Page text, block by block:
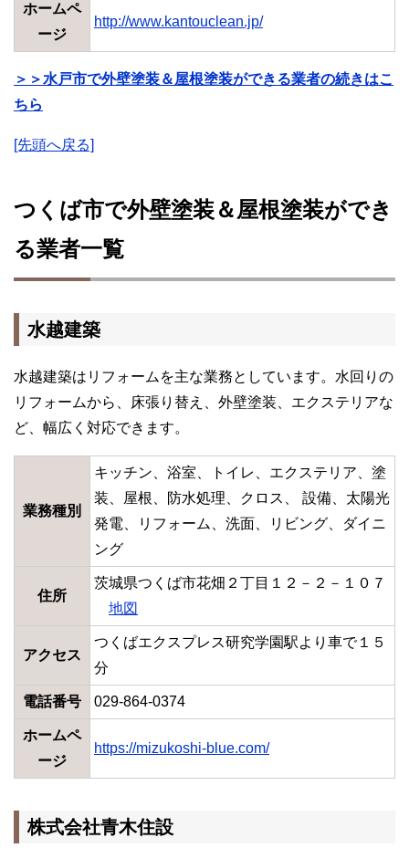
ホームペ
ージ
http://www.kantouclean.jp/
＞＞水戸市で外壁塗装＆屋根塗装ができる業者の続きはこ
ちら
[先頭へ戻る]
つくば市で外壁塗装＆屋根塗装ができ
る業者一覧
水越建築
水越建築はリフォームを主な業務としています。水回りの
リフォームから、床張り替え、外壁塗装、エクステリアな
ど、幅広く対応できます。
業務種別
キッチン、浴室、トイレ、エクステリア、塗
装、屋根、防水処理、クロス、 設備、太陽光
発電、リフォーム、洗面、リビング、ダイニ
ング
住所
茨城県つくば市花畑２丁目１２－２－１０７
地図
アクセス
つくばエクスプレス研究学園駅より車で１５
分
電話番号 029-864-0374
ホームペ
ージ
https://mizukoshi-blue.com/
株式会社青木住設